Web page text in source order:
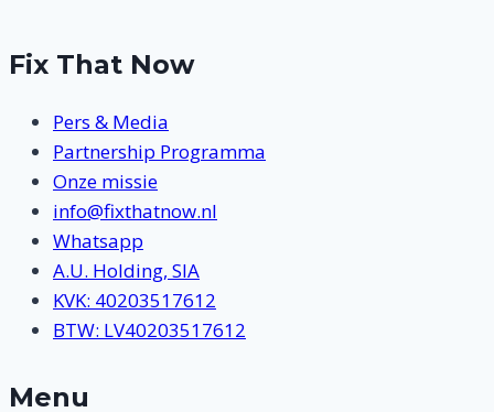
Fix That Now
Pers & Media
Partnership Programma
Onze missie
info@fixthatnow.nl
Whatsapp
A.U. Holding, SIA
KVK: 40203517612
BTW: LV40203517612
Menu